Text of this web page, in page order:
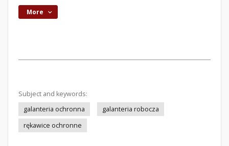
More
Subject and keywords:
galanteria ochronna
galanteria robocza
rękawice ochronne